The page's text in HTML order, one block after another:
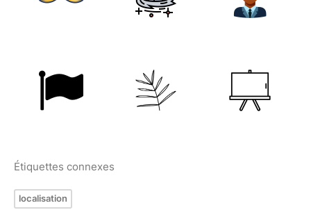
Étiquettes connexes
localisation